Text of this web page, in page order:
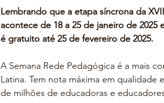
Lembrando que a etapa síncrona da
acontece de 18 a 25 de janeiro de
é gratuito até 25 de fevereiro de 2025.
A Semana Rede Pedagógica é a mais
Latina. Tem nota máxima em qualidade
de milhões de educadoras e